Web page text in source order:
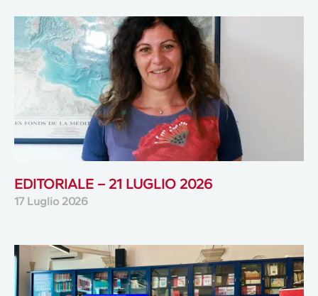
EDITORIALE – 21 LUGLIO 2026
17 Luglio 2026